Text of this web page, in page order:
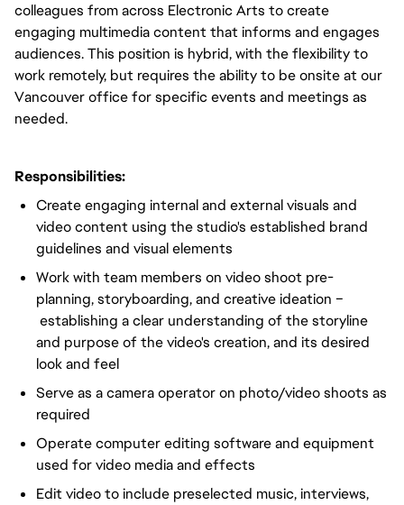
colleagues from across Electronic Arts to create
engaging multimedia content that informs and engages
audiences. This position is hybrid, with the flexibility to
work remotely, but requires the ability to be onsite at our
Vancouver office for specific events and meetings as
needed.
Responsibilities:
Create engaging internal and external visuals and
video content using the studio's established brand
guidelines and visual elements
Work with team members on video shoot pre-
planning, storyboarding, and creative ideation –
establishing a clear understanding of the storyline
and purpose of the video's creation, and its desired
look and feel
Serve as a camera operator on photo/video shoots as
required
Operate computer editing software and equipment
used for video media and effects
Edit video to include preselected music, interviews,